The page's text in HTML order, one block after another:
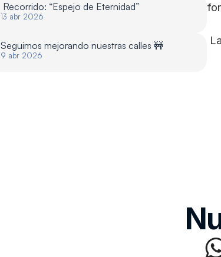
Recorrido: “Espejo de Eternidad”
13 abr 2026
Seguimos mejorando nuestras calles 🚧
9 abr 2026